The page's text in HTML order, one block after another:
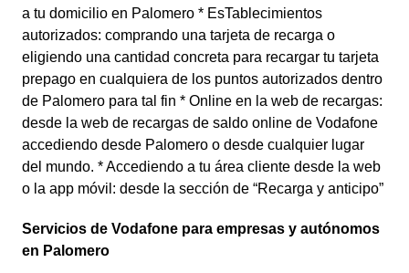
a tu domicilio en Palomero * EsTablecimientos
autorizados: comprando una tarjeta de recarga o
eligiendo una cantidad concreta para recargar tu tarjeta
prepago en cualquiera de los puntos autorizados dentro
de Palomero para tal fin * Online en la web de recargas:
desde la web de recargas de saldo online de Vodafone
accediendo desde Palomero o desde cualquier lugar
del mundo. * Accediendo a tu área cliente desde la web
o la app móvil: desde la sección de “Recarga y anticipo”
Servicios de Vodafone para empresas y autónomos
en Palomero